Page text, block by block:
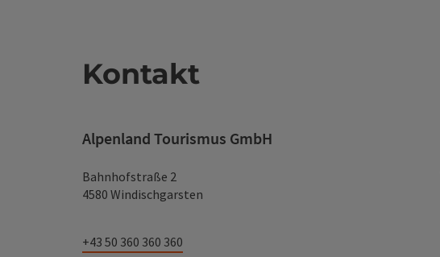
Kontakt
Alpenland Tourismus GmbH
Bahnhofstraße 2
4580 Windischgarsten
+43 50 360 360 360